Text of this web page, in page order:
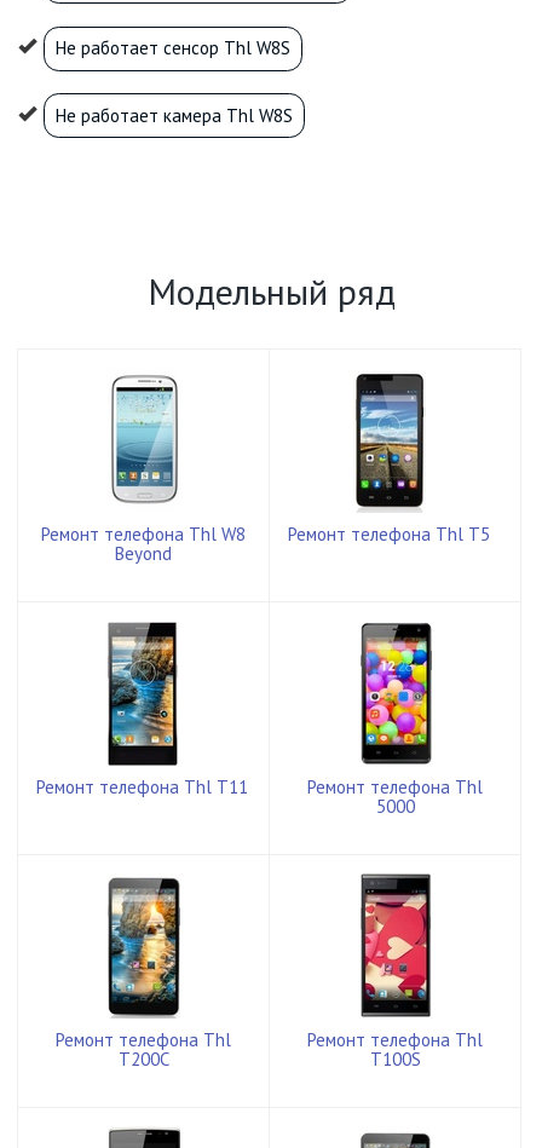
Не работает сенсор Thl W8S
Не работает камера Thl W8S
Модельный ряд
Ремонт телефона Thl W8
Beyond
Ремонт телефона Thl T5
Ремонт телефона Thl T11
Ремонт телефона Thl
5000
Ремонт телефона Thl
T200C
Ремонт телефона Thl
T100S